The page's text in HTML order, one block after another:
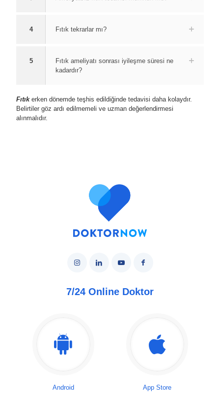
4 Fıtık tekrarlar mı?
5
Fıtık ameliyatı sonrası iyileşme süresi ne
kadardır?
Fıtıkerken dönemde teşhis edildiğinde tedavisi daha kolaydır.
Belirtiler göz ardı edilmemeli ve uzman değerlendirmesi
alınmalıdır.
7/24 Online Doktor
Android App Store